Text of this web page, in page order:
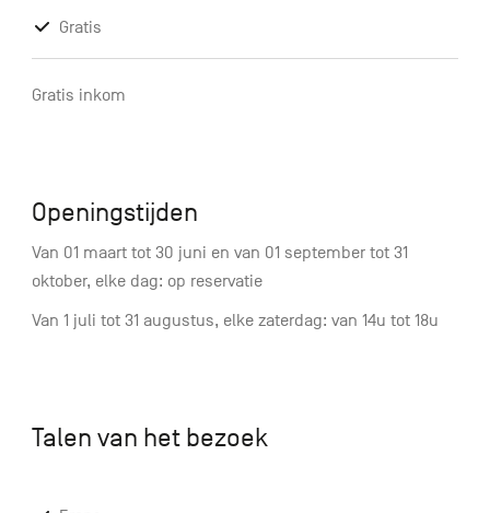
Gratis
Gratis inkom
Openingstijden
Van 01 maart tot 30 juni en van 01 september tot 31
oktober, elke dag: op reservatie
Van 1 juli tot 31 augustus, elke zaterdag: van 14u tot 18u
Talen van het bezoek